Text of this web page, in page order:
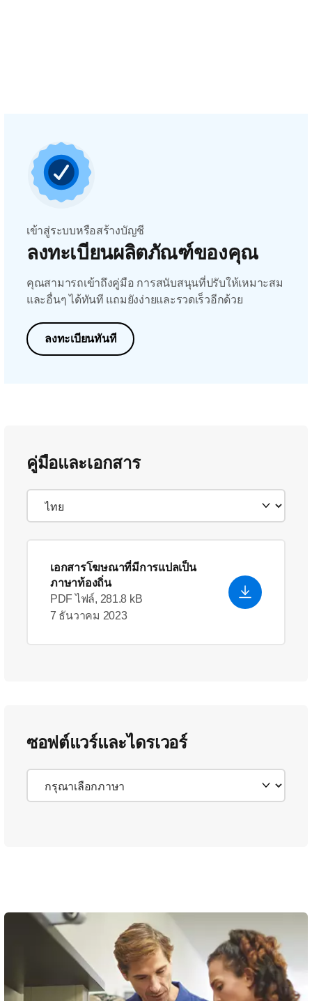
เข้าสู่ระบบหรือสร้างบัญชี
ลงทะเบียนผลิตภัณฑ์ของคุณ
คุณสามารถเข้าถึงคู่มือ การสนับสนุนที่ปรับให้เหมาะสม
และอื่นๆ ได้ทันที แถมยังง่ายและรวดเร็วอีกด้วย
ลงทะเบียนทันที
คู่มือและเอกสาร
เอกสารโฆษณาที่มีการแปลเป็น
ภาษาท้องถิ่น
PDF ไฟล์, 281.8 kB
7 ธันวาคม 2023
ซอฟต์แวร์และไดรเวอร์